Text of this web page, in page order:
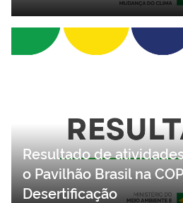
Resultado de
o Pavilhão Brasil na
Desertificação